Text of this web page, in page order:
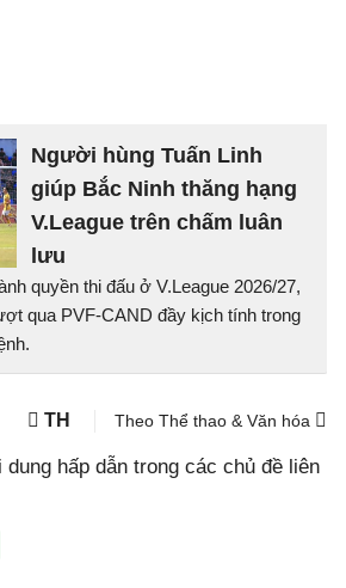
Người hùng Tuấn Linh
giúp Bắc Ninh thăng hạng
V.League trên chấm luân
lưu
quyền thi đấu ở V.League 2026/27,
qua PVF-CAND đầy kịch tính trong
TH Theo Thể thao & Văn hóa
dung hấp dẫn trong các chủ đề liên